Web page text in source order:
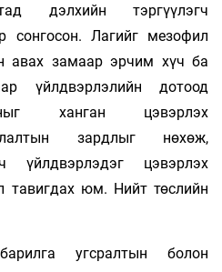
дэлхийн тэргүүлэгч
сонгосон. Лагийг мезофил
авах замаар эрчим хүч ба
үйлдвэрлэлийн дотоод
ханган цэвэрлэх
зардлыг нөхөж,
цэвэрлэх
тавигдах юм. Нийт төслийн
угсралтын болон